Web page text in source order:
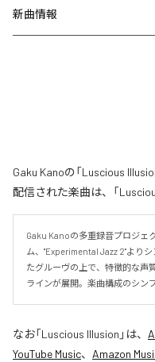
新曲情報
Gaku Kanoの「Luscious
配信された楽曲は、「
Gaku Kanoの多重録音プロジェ
ム、"Experimental Jazz 2"より
たグルーヴの上で、特徴的な声
ラインが展開。楽曲構成のシン
なお「Luscious Illusion 」は、
YouTube Music、 Amazon